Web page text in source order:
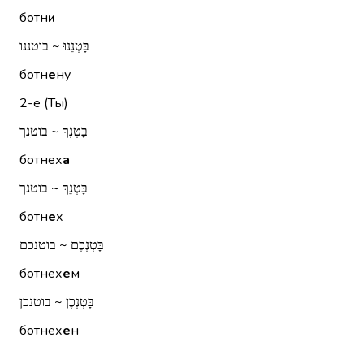
ботни
בָּטְנֵנוּ ~ בוטננו
ботнену
2-е (Ты)
בָּטְנְךָ ~ בוטנך
ботнеха
בָּטְנֵךְ ~ בוטנך
ботнех
בָּטְנְכֶם ~ בוטנכם
ботнехем
בָּטְנְכֶן ~ בוטנכן
ботнехен